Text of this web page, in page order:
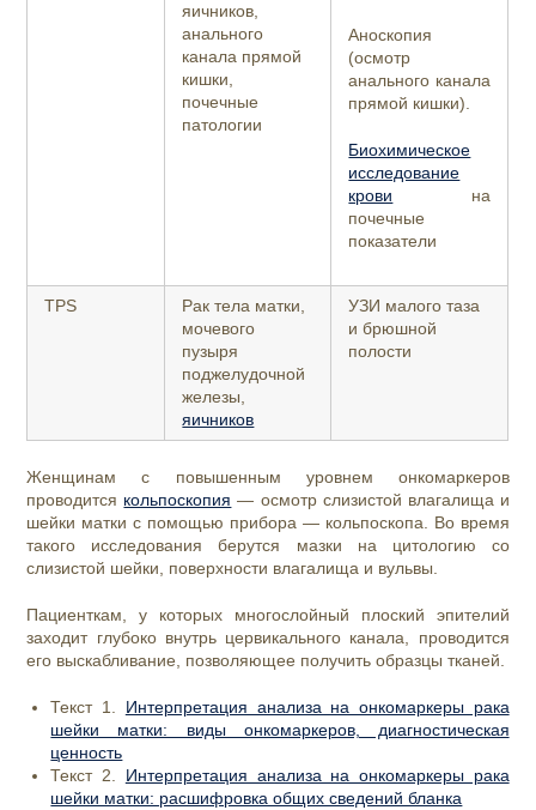
яичников,
анального
канала прямой
кишки,
почечные
патологии
Аноскопия
(осмотр
анального канала
прямой кишки).
Биохимическое
исследование
крови на
почечные
показатели
TPS
Рак тела матки,
мочевого
пузыря
поджелудочной
железы,
яичников
УЗИ малого таза
и брюшной
полости
Женщинам с повышенным уровнем онкомаркеров
проводится кольпоскопия — осмотр слизистой влагалища и
шейки матки с помощью прибора — кольпоскопа. Во время
такого исследования берутся мазки на цитологию со
слизистой шейки, поверхности влагалища и вульвы.
Пациенткам, у которых многослойный плоский эпителий
заходит глубоко внутрь цервикального канала, проводится
его выскабливание, позволяющее получить образцы тканей.
Текст 1. Интерпретация анализа на онкомаркеры рака
шейки матки: виды онкомаркеров, диагностическая
ценность
Текст 2. Интерпретация анализа на онкомаркеры рака
шейки матки: расшифровка общих сведений бланка